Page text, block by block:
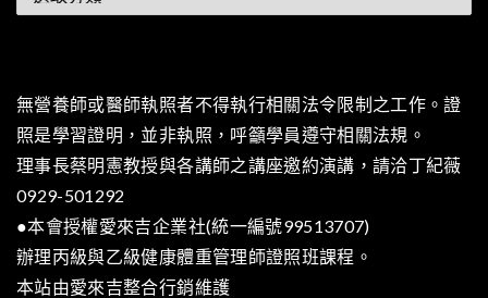
類
無營養師或醫師執照者不得執行相關法令限制之工作。證
照是學習證明，並非執照，呼籲學員遵守相關法規。
理事長蔡明憲教授與各講師之講座邀約演講，請洽丁紀薇
0929-501292
●本會授權愛來吉企業社(統一編號99513707)
辦理丙級與乙級健康體重管理師證照班課程。
本站由愛來吉整合行銷維護